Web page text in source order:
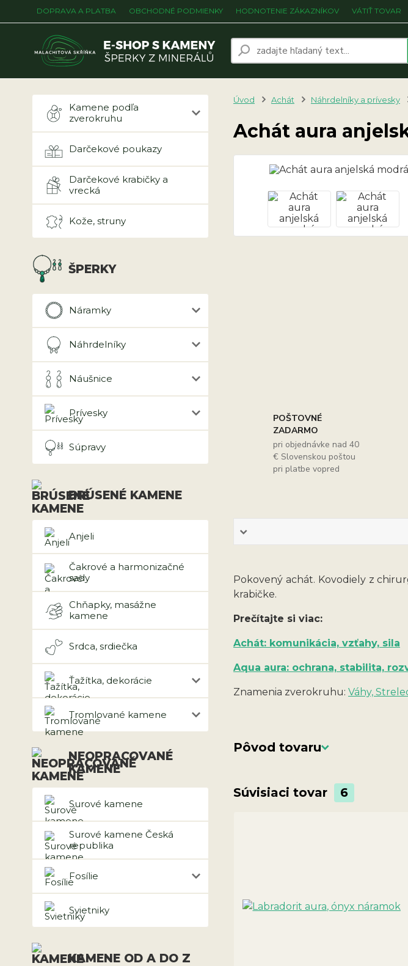
DOPRAVA A PLATBA OBCHODNÉ PODMIENKY HODNOTENIE ZÁKAZNÍKOV VÁTIŤ TOVAR
Kamene podľa
zverokruhu
Darčekové poukazy
Darčekové krabičky a
vrecká
Kože, struny
ŠPERKY
Náramky
Náhrdelníky
Náušnice
Prívesky
Súpravy
BRÚSENÉ KAMENE
Anjeli
Čakrové a harmonizačné
sady
Chňapky, masážne
kamene
Srdca, srdiečka
Ťažítka, dekorácie
Tromlované kamene
NEOPRACOVANÉ
KAMENE
Surové kamene
Surové kamene Česká
republika
Fosílie
Svietniky
KAMENE OD A DO Z
Úvod Achát Náhrdelníky a prívesky
Achát aura
POŠTOVNÉ
ZADARMO
pri objednávke nad 40
€ Slovenskou poštou
pri platbe vopred
Pokovený achát. Kovodiely z
krabičke.
Prečítajte si viac:
Achát: komunikácia, vzťahy, sila
Aqua aura: ochrana, stabilita,
Znamenia zverokruhu: Váhy,
Pôvod tovaru
Súvisiaci tovar 6